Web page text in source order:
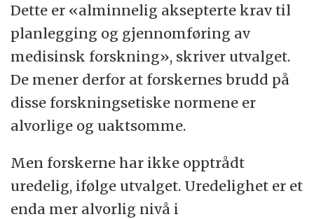
Dette er «alminnelig aksepterte krav til
planlegging og gjennomføring av
medisinsk forskning», skriver utvalget.
De mener derfor at forskernes brudd på
disse forskningsetiske normene er
alvorlige og uaktsomme.
Men forskerne har ikke opptrådt
uredelig, ifølge utvalget. Uredelighet er et
enda mer alvorlig nivå i